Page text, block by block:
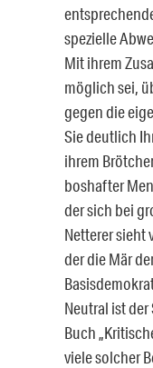
spezielle
Mit ihrem
möglich sei,
gegen die
Sie deutlich
ihrem
boshafter
der sich bei
Netterer sieht
der die Mär
Neutral ist
Buch
viele solcher